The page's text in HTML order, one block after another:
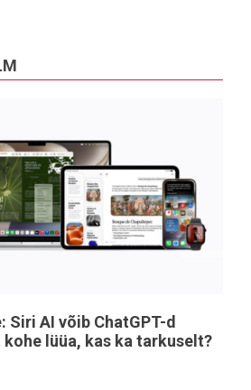
Siri AI võib ChatGPT-d
lüüa, kas ka tarkuselt?